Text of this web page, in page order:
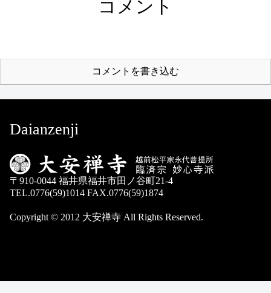
コメント
コメントを書き込む
Daianzenji
〒910-0044 福井県福井市田ノ谷町21-4
TEL.0776(59)1014 FAX.0776(59)1874
Copyright © 2012 大安禅寺 All Rights Reserved.